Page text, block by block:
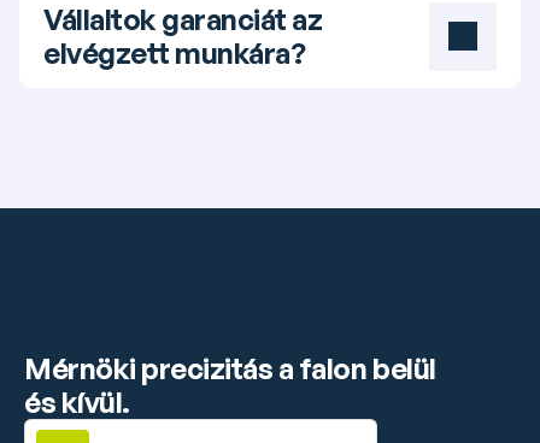
Vállaltok garanciát az
elvégzett munkára?
Mérnöki precizitás a falon belül
és kívül.